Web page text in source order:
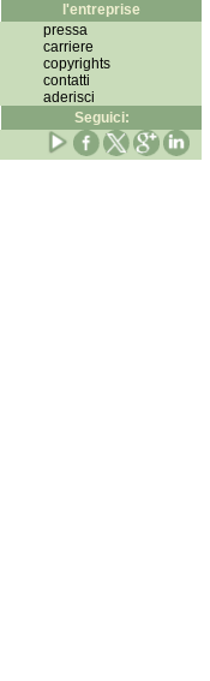
l'entreprise
pressa
carriere
copyrights
contatti
aderisci
Seguici: